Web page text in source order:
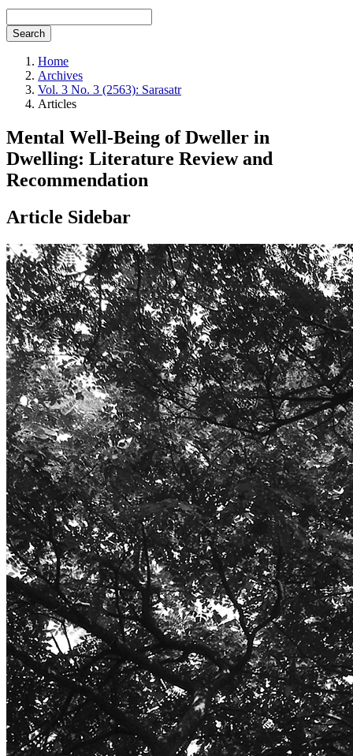
Search
Home
Archives
Vol. 3 No. 3 (2563): Sarasatr
Articles
Mental Well-Being of Dweller in
Dwelling: Literature Review and
Recommendation
Article Sidebar